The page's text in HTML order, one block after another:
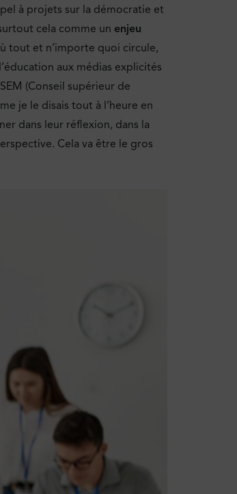
à projets sur la démocratie et
cela comme un enjeu
tout et n’importe quoi circule,
aux médias explicités
(Conseil supérieur de
je le disais tout à l’heure en
dans leur réflexion, dans la
Cela va être le gros